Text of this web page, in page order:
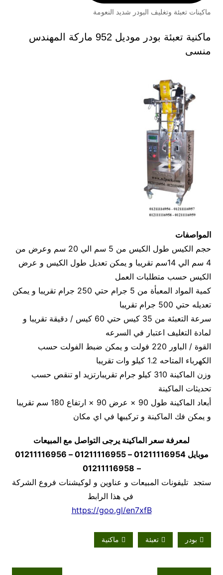
ماكينات تعبئة وتغليف البودر شديد النعومة
ماكنية تعبئة بودر موديل 952 ماركة المهندس
منسى
المواصفات
حجم الكيس طول الكيس من 5 سم الي 20 سم وعرض من
4 سم الي 14سم تقريبا و يمكن تعديل طول الكيس و عرض
الكيس حسب متطلبات العمل
كمية المواد المعبأة من 5 جرام حتي 250 جرام تقريبا و يمكن
تعديله حتي 500 جرام تقريبا
سرعة التعبئة من 35 كيس حتي 60 كيس / دقيقة تقريبا و
لمادة التغليف اعتبار في السرعه
القوة / الباور 220 فولت و يمكن ضبط الفولت حسب
الكهرباء المتاحه 1.2 كيلو وات تقريبا
وزن الماكينة 310 كيلو جرام تقريبارتزيد او تنقص حسب
تحديثات الماكينة
أبعاد الماكينة طول 90 × عرض 90 × ارتفاع 180 سم تقريبا
و يمكن فك الماكينة و تركيبها في اي مكان
لمعرفة سعر الماكينة يرجى التواصل مع المبيعات
موبايل01211116954 – 01211116955 – 01211116956
–
01211116958
ستجد تليفونات المبيعات و عناوين و لوكيشنات فروع الشركة
في هذا الرابط
https://goo.gl/en7xfB
بودر تعبئة ماكنية